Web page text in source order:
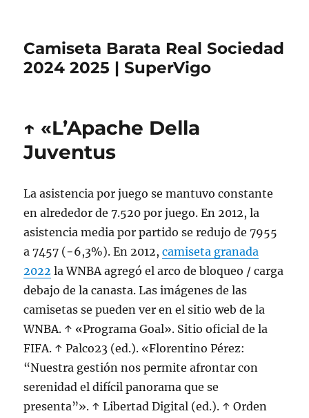
Camiseta Barata Real Sociedad
2024 2025 | SuperVigo
↑ «L’Apache Della
Juventus
La asistencia por juego se mantuvo constante
en alrededor de 7.520 por juego. En 2012, la
asistencia media por partido se redujo de 7955
a 7457 (−6,3%). En 2012,camiseta granada
2022 la WNBA agregó el arco de bloqueo / carga
debajo de la canasta. Las imágenes de las
camisetas se pueden ver en el sitio web de la
WNBA. ↑ «Programa Goal». Sitio oficial de la
FIFA. ↑ Palco23 (ed.). «Florentino Pérez:
“Nuestra gestión nos permite afrontar con
serenidad el difícil panorama que se
presenta”». ↑ Libertad Digital (ed.). ↑ Orden